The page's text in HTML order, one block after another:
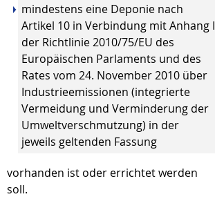
mindestens eine Deponie nach
Artikel 10 in Verbindung mit Anhang I
der Richtlinie 2010/75/EU des
Europäischen Parlaments und des
Rates vom 24. November 2010 über
Industrieemissionen (integrierte
Vermeidung und Verminderung der
Umweltverschmutzung) in der
jeweils geltenden Fassung
vorhanden ist oder errichtet werden
soll.